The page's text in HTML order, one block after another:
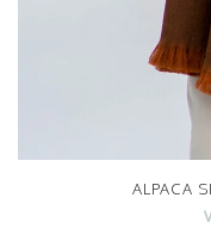
ALPACA